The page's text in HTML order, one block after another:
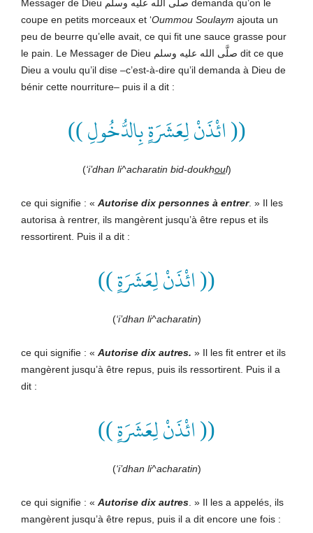
Messager de Dieu صلَّى الله عليه وسلم demanda qu’on le
coupe en petits morceaux et ‘Oummou Soulaym ajouta un
peu de beurre qu’elle avait, ce qui fit une sauce grasse pour
le pain. Le Messager de Dieu صلَّى الله عليه وسلم dit ce que
Dieu a voulu qu’il dise –c’est-à-dire qu’il demanda à Dieu de
bénir cette nourriture– puis il a dit :
(( ائْذَنْ لِعَشَرَةٍ بِالدُّخُولِ ))
(‘i’dhan li^acharatin bid-doukhoul)
ce qui signifie : « Autorise dix personnes à entrer. » Il les
autorisa à rentrer, ils mangèrent jusqu’à être repus et ils
ressortirent. Puis il a dit :
(( ائْذَنْ لِعَشَرَةٍ ))
(‘i’dhan li^acharatin)
ce qui signifie : « Autorise dix autres. » Il les fit entrer et ils
mangèrent jusqu’à être repus, puis ils ressortirent. Puis il a
dit :
(( ائْذَنْ لِعَشَرَةٍ ))
(‘i’dhan li^acharatin)
ce qui signifie : « Autorise dix autres . » Il les a appelés, ils
mangèrent jusqu’à être repus, puis il a dit encore une fois :